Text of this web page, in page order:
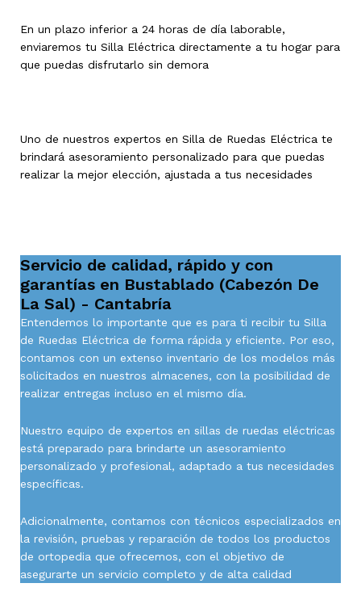
En un plazo inferior a 24 horas de día laborable,
enviaremos tu Silla Eléctrica directamente a tu hogar para
que puedas disfrutarlo sin demora
Uno de nuestros expertos en Silla de Ruedas Eléctrica te
brindará asesoramiento personalizado para que puedas
realizar la mejor elección, ajustada a tus necesidades
Servicio de calidad, rápido y con
garantías en Bustablado (Cabezón De
La Sal) - Cantabría
Entendemos lo importante que es para ti recibir tu Silla
de Ruedas Eléctrica de forma rápida y eficiente. Por eso,
contamos con un extenso inventario de los modelos más
solicitados en nuestros almacenes, con la posibilidad de
realizar entregas incluso en el mismo día.
Nuestro equipo de expertos en sillas de ruedas eléctricas
está preparado para brindarte un asesoramiento
personalizado y profesional, adaptado a tus necesidades
específicas.
Adicionalmente, contamos con técnicos especializados en
la revisión, pruebas y reparación de todos los productos
de ortopedia que ofrecemos, con el objetivo de
asegurarte un servicio completo y de alta calidad